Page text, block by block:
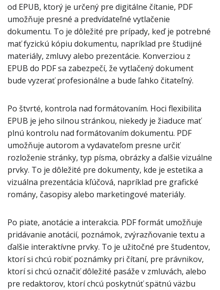
od EPUB, ktorý je určený pre digitálne čítanie, PDF
umožňuje presné a predvídateľné vytlačenie
dokumentu. To je dôležité pre prípady, keď je potrebné
mať fyzickú kópiu dokumentu, napríklad pre študijné
materiály, zmluvy alebo prezentácie. Konverziou z
EPUB do PDF sa zabezpečí, že vytlačený dokument
bude vyzerať profesionálne a bude ľahko čitateľný.
Po štvrté, kontrola nad formátovaním. Hoci flexibilita
EPUB je jeho silnou stránkou, niekedy je žiaduce mať
plnú kontrolu nad formátovaním dokumentu. PDF
umožňuje autorom a vydavateľom presne určiť
rozloženie stránky, typ písma, obrázky a ďalšie vizuálne
prvky. To je dôležité pre dokumenty, kde je estetika a
vizuálna prezentácia kľúčová, napríklad pre grafické
romány, časopisy alebo marketingové materiály.
Po piate, anotácie a interakcia. PDF formát umožňuje
pridávanie anotácií, poznámok, zvýrazňovanie textu a
ďalšie interaktívne prvky. To je užitočné pre študentov,
ktorí si chcú robiť poznámky pri čítaní, pre právnikov,
ktorí si chcú označiť dôležité pasáže v zmluvách, alebo
pre redaktorov, ktorí chcú poskytnúť spätnú väzbu